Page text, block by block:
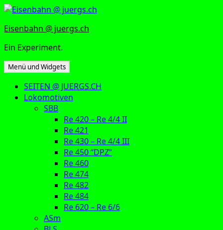
Zum
springen
Eisenbahn @ juergs.ch
Ein Experiment.
Menü und Widgets
SEITEN @ JUERGS.CH
Lokomotiven
SBB
Re 420 – Re 4/4 II
Re 421
Re 430 – Re 4/4 III
Re 450 “DPZ”
Re 460
Re 474
Re 482
Re 484
Re 620 – Re 6/6
ASm